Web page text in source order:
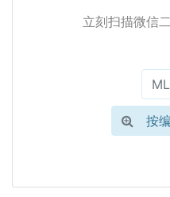
立刻扫描微信
按